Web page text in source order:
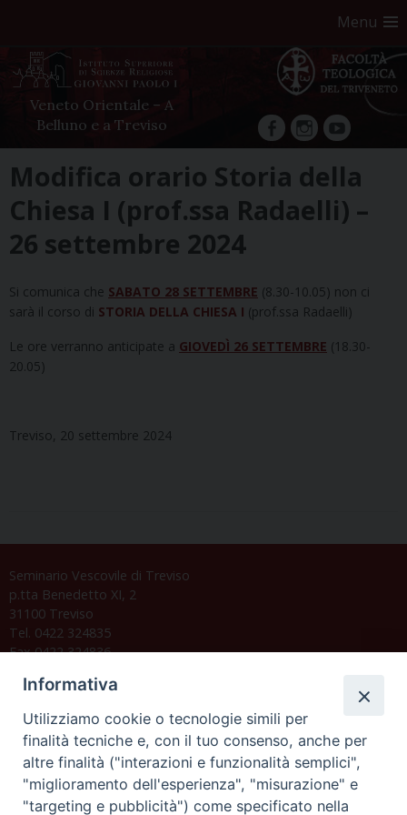
Menu
Veneto Orientale – A
Belluno e a Treviso
facebookInstagram
YouTube
content
Modifica orario Storia della
Chiesa I (prof.ssa Radaelli) –
26 settembre 2024
Si comunica che SABATO 28 SETTEMBRE (8.30-10.05) non ci
sarà il corso di STORIA DELLA CHIESA I (prof.ssa Radaelli)
Le ore verranno anticipate a GIOVEDÌ 26 SETTEMBRE (18.30-
20.05)
Treviso, 20 settembre 2024
Seminario Vescovile di Treviso
p.tta Benedetto XI, 2
31100 Treviso
Tel. 0422 324835
Fax 0422 324836
C.F. 94004060268
Orario di segreteria
Lunedì 17.30-19.30
Informativa
Utilizziamo cookie o tecnologie simili per
finalità tecniche e, con il tuo consenso, anche per
altre finalità ("interazioni e funzionalità semplici",
"miglioramento dell'esperienza", "misurazione" e
"targeting e pubblicità") come specificato nella